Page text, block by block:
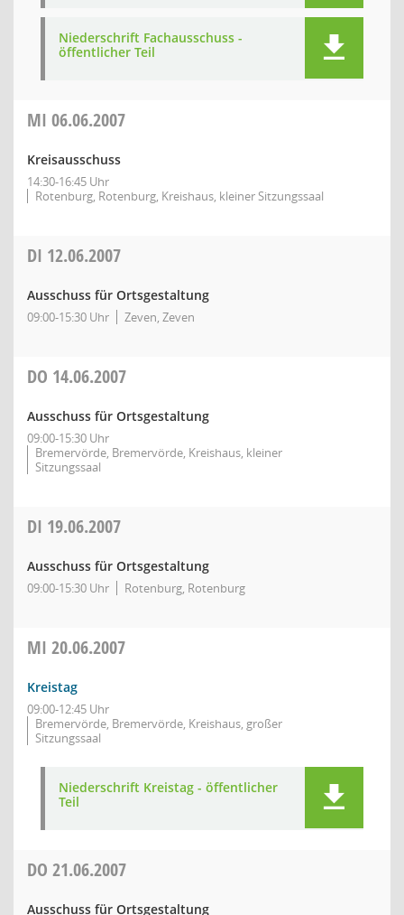
Niederschrift Fachausschuss -
öffentlicher Teil
MI 06.06.2007
Kreisausschuss
14:30-16:45 Uhr
Rotenburg, Rotenburg, Kreishaus, kleiner Sitzungssaal
DI 12.06.2007
Ausschuss für Ortsgestaltung
09:00-15:30 Uhr Zeven, Zeven
DO 14.06.2007
Ausschuss für Ortsgestaltung
09:00-15:30 Uhr
Bremervörde, Bremervörde, Kreishaus, kleiner
Sitzungssaal
DI 19.06.2007
Ausschuss für Ortsgestaltung
09:00-15:30 Uhr Rotenburg, Rotenburg
MI 20.06.2007
Kreistag
09:00-12:45 Uhr
Bremervörde, Bremervörde, Kreishaus, großer
Sitzungssaal
Niederschrift Kreistag - öffentlicher
Teil
DO 21.06.2007
Ausschuss für Ortsgestaltung